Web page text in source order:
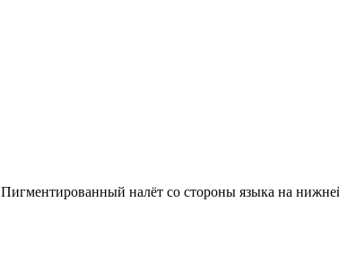
Пигментированный налёт со стороны языка на